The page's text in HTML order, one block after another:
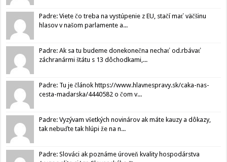
Padre: Viete čo treba na vystúpenie z EU, stačí mať väčšinu
hlasov v našom parlamente a...
Padre: Ak sa tu budeme donekonečna nechať od.rbávať
záchranármi štátu s 13 dôchodkami,...
Padre: Tu je článok https://www.hlavnespravy.sk/caka-nas-
cesta-madarska/4440582 o čom v...
Padre: Vyzývam všetkých novinárov ak máte kauzy a dôkazy,
tak nebuďte tak hlúpi že na n...
Padre: Slováci ak poznáme úroveň kvality hospodárstva